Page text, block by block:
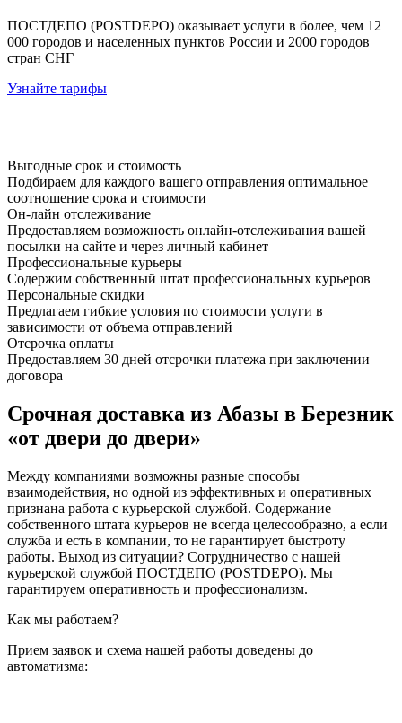
ПОСТДЕПО (POSTDEPO) оказывает услуги в более, чем 12
000 городов и населенных пунктов России и 2000 городов
стран СНГ
Узнайте тарифы
Выгодные срок и стоимость
Подбираем для каждого вашего отправления оптимальное
соотношение срока и стоимости
Он-лайн отслеживание
Предоставляем возможность онлайн-отслеживания вашей
посылки на сайте и через личный кабинет
Профессиональные курьеры
Содержим собственный штат профессиональных курьеров
Персональные скидки
Предлагаем гибкие условия по стоимости услуги в
зависимости от объема отправлений
Отсрочка оплаты
Предоставляем 30 дней отсрочки платежа при заключении
договора
Срочная доставка из Абазы в Березник
«от двери до двери»
Между компаниями возможны разные способы
взаимодействия, но одной из эффективных и оперативных
признана работа с курьерской службой. Содержание
собственного штата курьеров не всегда целесообразно, а если
служба и есть в компании, то не гарантирует быстроту
работы. Выход из ситуации? Сотрудничество с нашей
курьерской службой ПОСТДЕПО (POSTDEPO). Мы
гарантируем оперативность и профессионализм.
Как мы работаем?
Прием заявок и схема нашей работы доведены до
автоматизма: